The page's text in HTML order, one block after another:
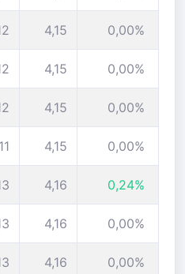
4,15 0,00%
4,15 0,00%
4,15 0,00%
4,15 0,00%
4,16 0,24%
4,16 0,00%
4,16 0,00%